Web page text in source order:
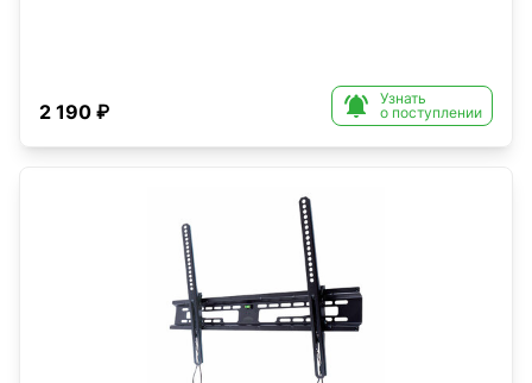
2 190 ₽ 
Узнать
о поступлении